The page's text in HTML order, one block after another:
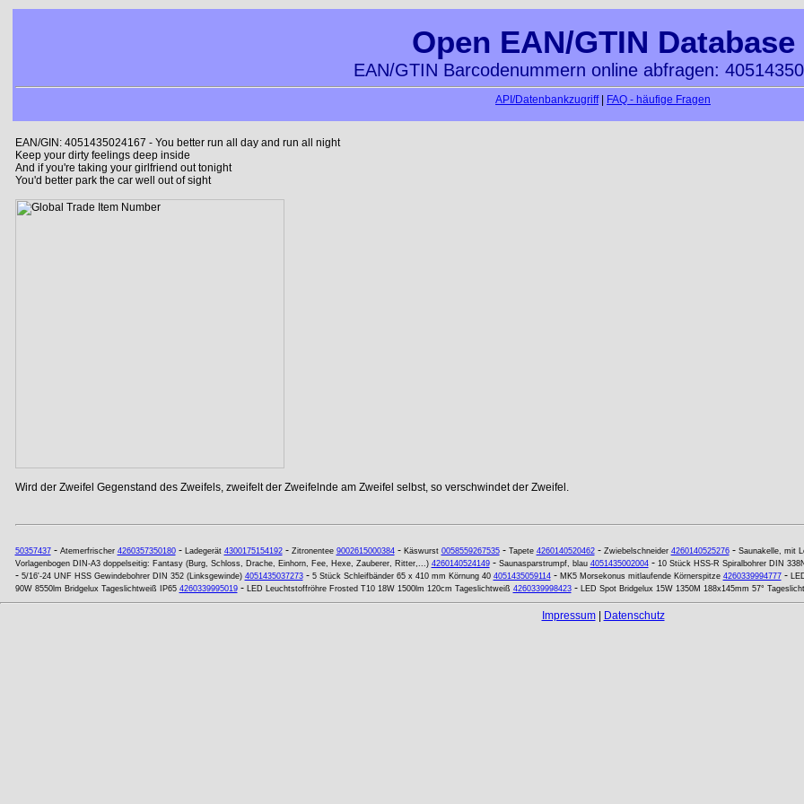
Open EAN/GTIN Database
EAN/GTIN Barcodenummern online abfragen:
API/Datenbankzugriff| FAQ - häufige Fragen
EAN/GIN: 4051435024167 - You better run all day and run all night
Keep your dirty feelings deep inside
And if you're taking your girlfriend out tonight
You'd better park the car well out of sight
Wird der Zweifel Gegenstand des Zweifels, zweifelt der Zweifelnde am Zweifel selbst, so verschwindet der Zweifel.
50357437- Atemerfrischer 4260357350180- Ladegerät 4300175154192- Zitronentee 9002615000384- Käswurst 0058559267535- Tapete 4260140520462- Zwiebelschneider 4260140525276- Saunakelle, mit
Vorlagenbogen DIN-A3 doppelseitig: Fantasy (Burg, Schloss, Drache, Einhorn, Fee, Hexe, Zauberer, Ritter,...) 4260140524149- Saunasparstrumpf, blau 4051435002004- 10 Stück HSS-R Spiralbohrer DIN
- 5/16'-24 UNF HSS Gewindebohrer DIN 352 (Linksgewinde) 4051435037273- 5 Stück Schleifbänder 65 x 410 mm Körnung 40 4051435059114- MK5 Morsekonus mitlaufende Körnerspitze 4260339994777-
90W 8550lm Bridgelux Tageslichtweiß IP65 4260339995019- LED Leuchtstoffröhre Frosted T10 18W 1500lm 120cm Tageslichtweiß 4260339998423- LED Spot Bridgelux 15W 1350M 188x145mm 57°
Impressum| Datenschutz